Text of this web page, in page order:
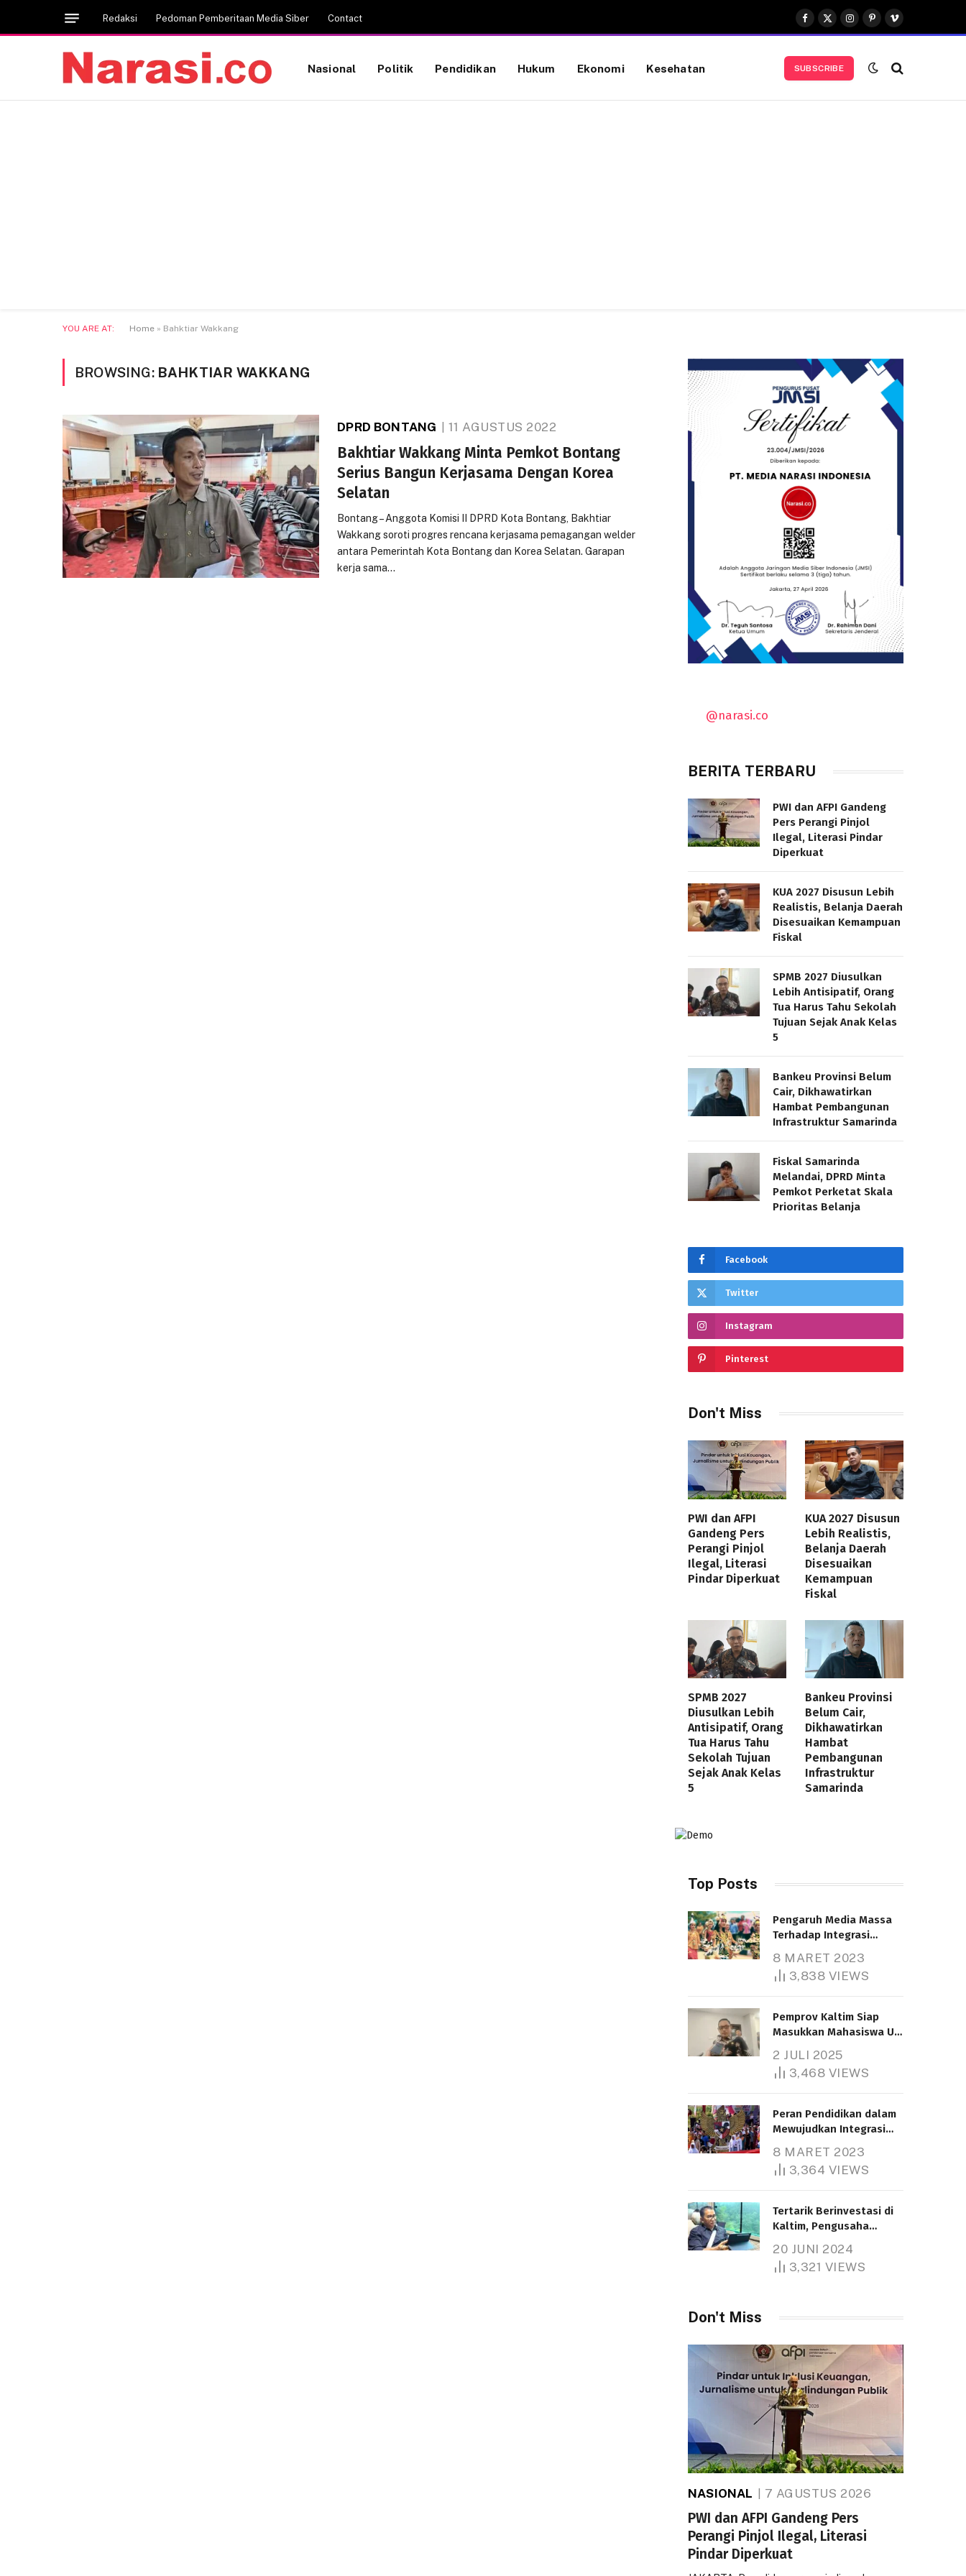
Redaksi Pedoman Pemberitaan Media Siber Contact
Facebook
X
(Twitter)
Instagram
Pinterest
Vimeo
Nasional Politik Pendidikan Hukum Ekonomi Kesehatan SUBSCRIBE
YOU ARE AT: Home » Bahktiar Wakkang
BROWSING: BAHKTIAR WAKKANG
DPRD BONTANG 11 AGUSTUS 2022
Bakhtiar Wakkang Minta Pemkot Bontang
Serius Bangun Kerjasama Dengan Korea
Selatan
Bontang – Anggota Komisi II DPRD Kota Bontang, Bakhtiar
Wakkang soroti progres rencana kerjasama pemagangan welder
antara Pemerintah Kota Bontang dan Korea Selatan. Garapan
kerja sama…
@narasi.co
BERITA TERBARU
PWI dan AFPI Gandeng
Pers Perangi Pinjol
Ilegal, Literasi Pindar
Diperkuat
KUA 2027 Disusun Lebih
Realistis, Belanja Daerah
Disesuaikan Kemampuan
Fiskal
SPMB 2027 Diusulkan
Lebih Antisipatif, Orang
Tua Harus Tahu Sekolah
Tujuan Sejak Anak Kelas
5
Bankeu Provinsi Belum
Cair, Dikhawatirkan
Hambat Pembangunan
Infrastruktur Samarinda
Fiskal Samarinda
Melandai, DPRD Minta
Pemkot Perketat Skala
Prioritas Belanja
Facebook
Twitter
Instagram
Pinterest
Don't Miss
PWI dan AFPI
Gandeng Pers
Perangi Pinjol
Ilegal, Literasi
Pindar Diperkuat
KUA 2027 Disusun
Lebih Realistis,
Belanja Daerah
Disesuaikan
Kemampuan
Fiskal
SPMB 2027
Diusulkan Lebih
Antisipatif, Orang
Tua Harus Tahu
Sekolah Tujuan
Sejak Anak Kelas
5
Bankeu Provinsi
Belum Cair,
Dikhawatirkan
Hambat
Pembangunan
Infrastruktur
Samarinda
Top Posts
Pengaruh Media Massa
Terhadap Integrasi
8 MARET 2023
3,838 VIEWS
Pemprov Kaltim Siap
Masukkan Mahasiswa UT
Bantuan Pendidikan
Gratispol
2 JULI 2025
3,468 VIEWS
Peran Pendidikan dalam
Mewujudkan Integrasi
8 MARET 2023
3,364 VIEWS
Tertarik Berinvestasi di
Kaltim, Pengusaha
1.000 Hektare
20 JUNI 2024
3,321 VIEWS
Don't Miss
NASIONAL 7 AGUSTUS 2026
PWI dan AFPI Gandeng Pers
Perangi Pinjol Ilegal, Literasi
Pindar Diperkuat